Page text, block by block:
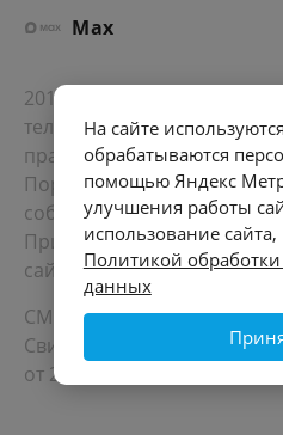
Max
2012-2026 © Портал
телевидение
права защищены.
Портал Санкт-Петербурга-
событиях, последних
При перепечатке
сайт обязательна.
СМИ
Свидетельство
от 22.05.2018
На сайте
обрабатываются
помощью Яндекс
улучшения работы
использование
Политикой
данных